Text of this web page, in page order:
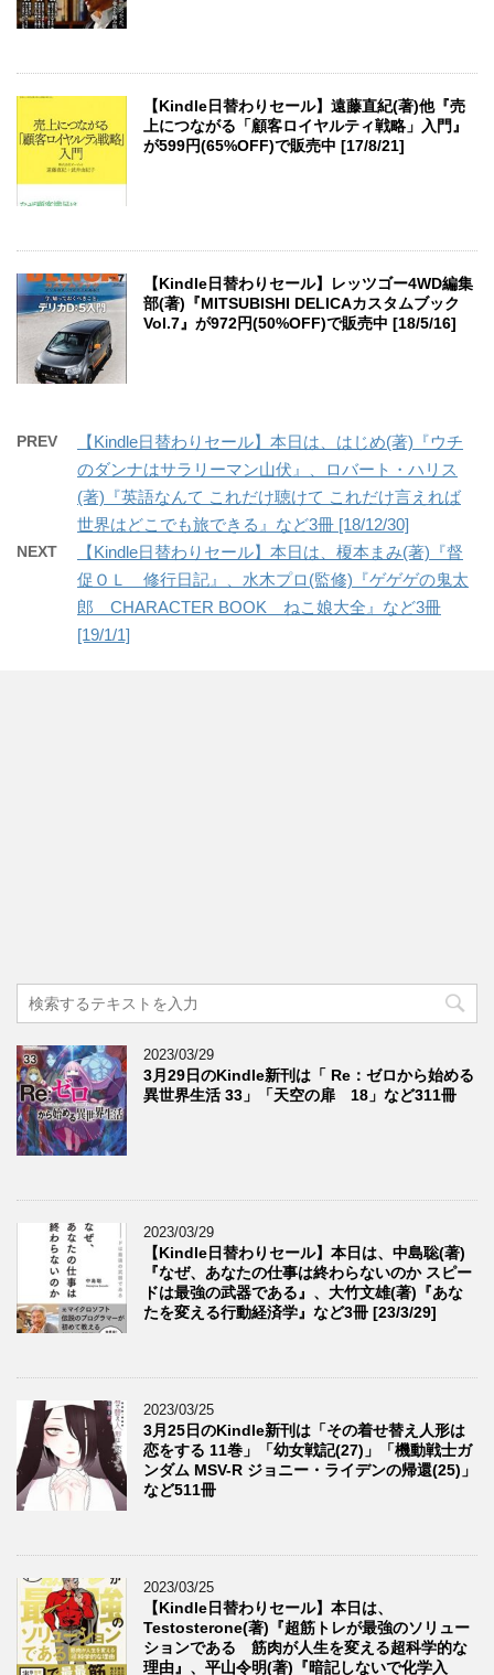
【Kindle日替わりセール】遠藤直紀(著)他『売
上につながる「顧客ロイヤルティ戦略」入門』
が599円(65%OFF)で販売中 [17/8/21]
【Kindle日替わりセール】レッツゴー4WD編集
部(著)『MITSUBISHI DELICAカスタムブック
Vol.7』が972円(50%OFF)で販売中 [18/5/16]
PREV
【Kindle日替わりセール】本日は、はじめ(著)『ウチ
のダンナはサラリーマン山伏』、ロバート・ハリス
(著)『英語なんて これだけ聴けて これだけ言えれば
世界はどこでも旅できる』など3冊 [18/12/30]
NEXT
【Kindle日替わりセール】本日は、榎本まみ(著)『督
促ＯＬ 修行日記』、水木プロ(監修)『ゲゲゲの鬼太
郎 CHARACTER BOOK ねこ娘大全』など3冊
[19/1/1]
2023/03/29
3月29日のKindle新刊は「 Re：ゼロから始める
異世界生活 33」「天空の扉 18」など311冊
2023/03/29
【Kindle日替わりセール】本日は、中島聡(著)
『なぜ、あなたの仕事は終わらないのか スピー
ドは最強の武器である』、大竹文雄(著)『あな
たを変える行動経済学』など3冊 [23/3/29]
2023/03/25
3月25日のKindle新刊は「その着せ替え人形は
恋をする 11巻」「幼女戦記(27)」「機動戦士ガ
ンダム MSV-R ジョニー・ライデンの帰還(25)」
など511冊
2023/03/25
【Kindle日替わりセール】本日は、
Testosterone(著)『超筋トレが最強のソリュー
ションである 筋肉が人生を変える超科学的な
理由』、平山令明(著)『暗記しないで化学入